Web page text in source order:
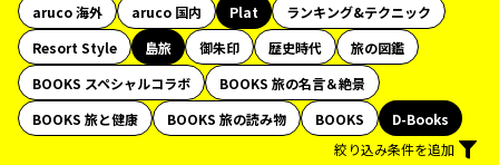
aruco 海外
aruco 国内 Plat
ランキング&テクニック
Resort Style
島旅 御朱印 歴史時代
旅の図鑑
BOOKS スペシャルコラボ
BOOKS 旅の名言＆絶景
BOOKS 旅と健康
BOOKS 旅の読み物 BOOKS
D-Books
絞り込み条件を追加